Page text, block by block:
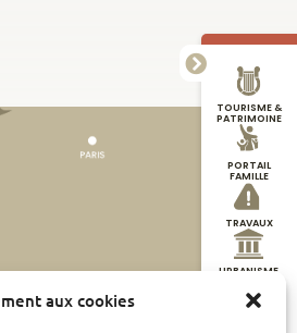
aux cookies
TOURISME &
PATRIMOINE
PORTAIL
FAMILLE
TRAVAUX
URBANISME